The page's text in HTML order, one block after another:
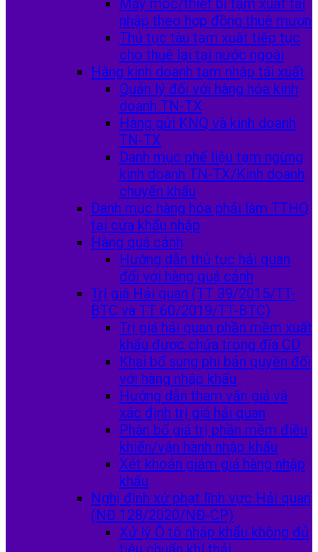
Máy móc/thiết bị tạm xuất tái
nhập theo hợp đồng thuê mượn
Thủ tục tàu tạm xuất tiếp tục
cho thuê lại tại nước ngoài
Hàng kinh doanh tạm nhập tái xuất
Quản lý đối với hàng hóa kinh
doanh TN-TX
Hàng gửi KNQ và kinh doanh
TN-TX
Danh mục phế liệu tạm ngừng
kinh doanh TN-TX/Kinh doanh
chuyển khẩu
Danh mục hàng hóa phải làm TTHQ
tại cửa khẩu nhập
Hàng quá cảnh
Hướng dẫn thủ tục hải quan
đối với hàng quá cảnh
Trị giá Hải quan (TT 39/2015/TT-
BTC và TT 60/2019/TT-BTC)
Trị giá hải quan phần mềm xuất
khẩu được chứa trong đĩa CD
Khai bổ sung phí bản quyền đối
với hàng nhập khẩu
Hướng dẫn tham vấn giá và
xác định trị giá hải quan
Phân bổ giá trị phần mềm điều
khiển/vận hành nhập khẩu
Xét khoản giảm giá hàng nhập
khẩu
Nghị định xử phạt lĩnh vực Hải quan
(NĐ 128/2020/NĐ-CP)
Xử lý Ô tô nhập khẩu không đủ